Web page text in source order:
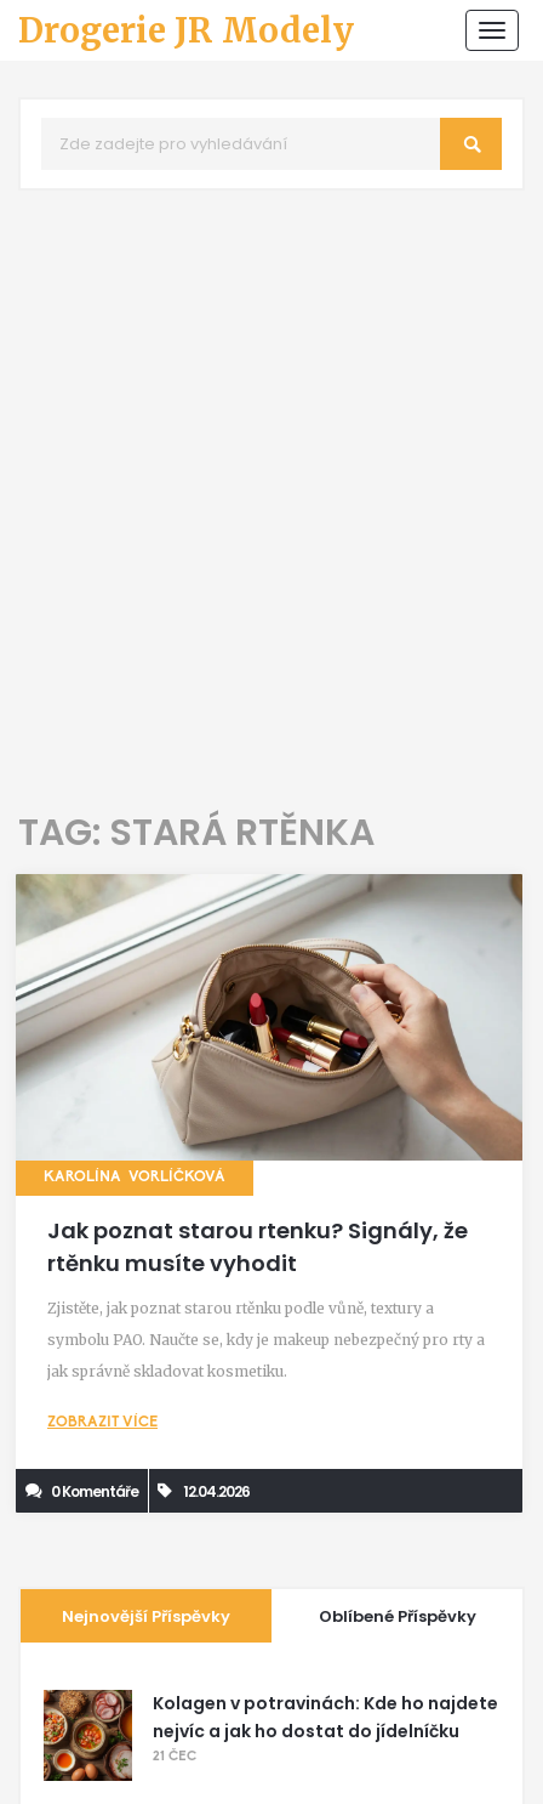
Drogerie JR Modely
TAG: STARÁ RTĚNKA
KAROLÍNA VORLÍČKOVÁ
Jak poznat starou rtenku? Signály, že
rtěnku musíte vyhodit
Zjistěte, jak poznat starou rtěnku podle vůně, textury a
symbolu PAO. Naučte se, kdy je makeup nebezpečný pro rty a
jak správně skladovat kosmetiku.
ZOBRAZIT VÍCE
0 Komentáře 12.04.2026
Nejnovější Příspěvky Oblíbené Příspěvky
Kolagen v potravinách: Kde ho najdete
nejvíc a jak ho dostat do jídelníčku
21 ČEC